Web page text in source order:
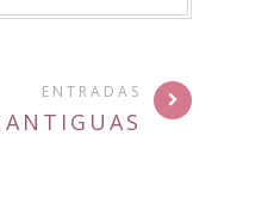
ENTRADAS
ANTIGUAS